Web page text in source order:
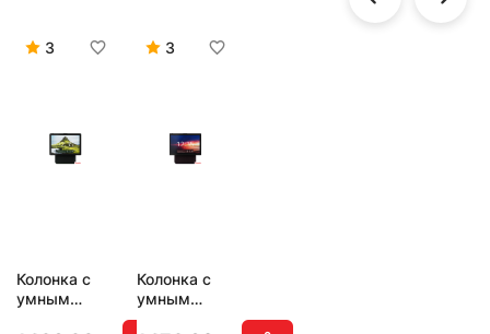
3
Колонка с
умным
3
Колонка с
умным
дисплеем